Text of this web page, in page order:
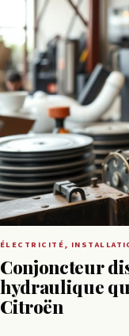
ÉLECTRICITÉ,
Conjoncteur
hydraulique
Citroën